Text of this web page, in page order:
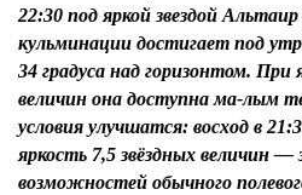
22:30 под яркой звездой
кульминации достигает под
34 градуса над горизонтом. При
величин она доступна ма-лым
условия улучшатся: восход в
яркость 7,5 звёздных величин
возможностей обычного